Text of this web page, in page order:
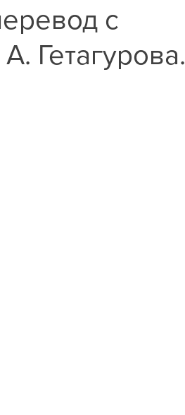
с
Гетагурова.